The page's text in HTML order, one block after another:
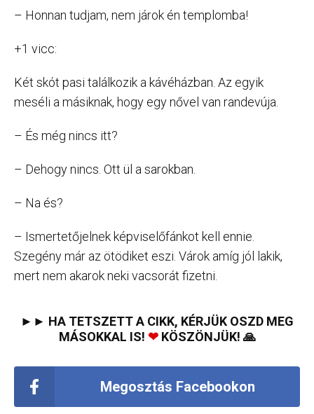
– Honnan tudjam, nem járok én templomba!
+1 vicc:
Két skót pasi találkozik a kávéházban. Az egyik
meséli a másiknak, hogy egy nővel van randevúja.
– És még nincs itt?
– Dehogy nincs. Ott ül a sarokban.
– Na és?
– Ismertetőjelnek képviselőfánkot kell ennie.
Szegény már az ötödiket eszi. Várok amíg jól lakik,
mert nem akarok neki vacsorát fizetni.
►► HA TETSZETT A CIKK, KÉRJÜK OSZD MEG
MÁSOKKAL IS! ❤KÖSZÖNJÜK! 🙏
Megosztás Facebookon